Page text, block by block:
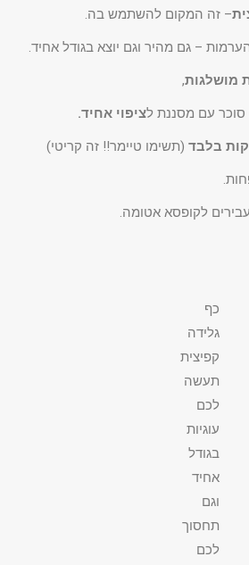
– זה המקום להשתמש בה.
– גם מהיר וגם יוצא בגודל אחיד.
מושלגות,
סוכר עם מסננת לציפוי אחיד.
(תשימו טיימר!! זה קריטי)
לקופסא אטומה.
כף
גלידה
קפיצית
תעשה
לכם
עוגיות
בגודל
אחיד
וגם
תחסוך
לכם